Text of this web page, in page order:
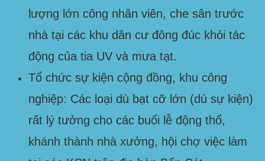
lượng lớn công nhân viên, che sân trước
nhà tại các khu dân cư đông đúc khỏi tác
động của tia UV và mưa tạt.
Tổ chức sự kiện cộng đồng, khu công
nghiệp: Các loại dù bạt cỡ lớn (dù sự kiện)
rất lý tưởng cho các buổi lễ động thổ,
khánh thành nhà xưởng, hội chợ việc làm